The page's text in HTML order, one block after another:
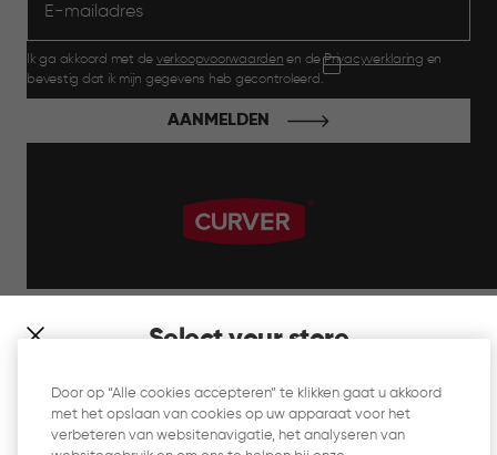
Select your store
which store would you like to shop?
Ik ga akkoord met de verkoopvoorwaarden en dePrivacyverklaring en
bevestig dat ik mijn gegevens heb gecontroleerd.
AANMELDEN
Website Gebruiksvoorwaarden
Door op “Alle cookies accepteren” te klikken gaat u akkoord
met het opslaan van cookies op uw apparaat voor het
verbeteren van websitenavigatie, het analyseren van